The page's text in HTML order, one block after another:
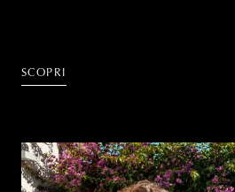
SCOPRI